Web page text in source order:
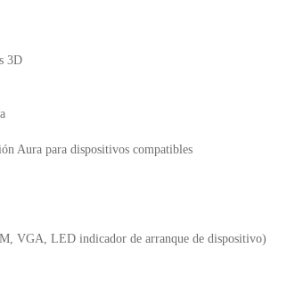
3D
Aura para dispositivos compatibles
VGA, LED indicador de arranque de dispositivo)